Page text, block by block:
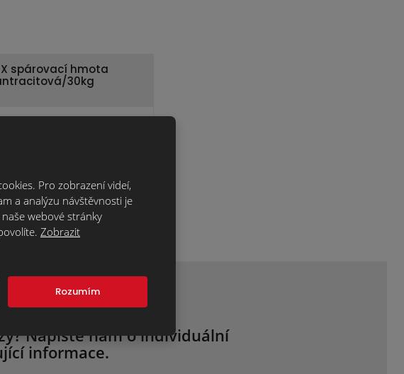
X spárovací hmota
30kg
Napište nám o individuální
informace.
Pro zobrazení videí,
a analýzu návštěvnosti je
webové stránky
Zobrazit
Rozumím